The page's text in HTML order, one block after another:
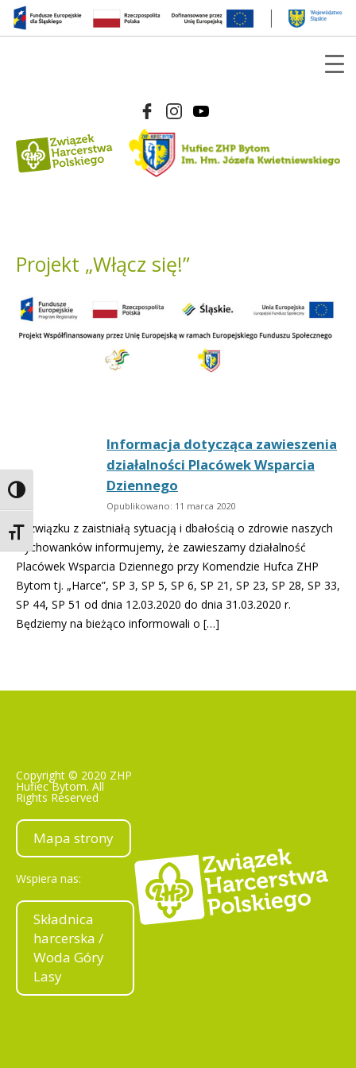
Toggle High Contrast
Toggle Font size
Projekt „Włącz się!”
Informacja dotycząca zawieszenia
działalności Placówek Wsparcia
Dziennego
Opublikowano: 11 marca 2020
W związku z zaistniałą sytuacją i dbałością o zdrowie naszych
wychowanków informujemy, że zawieszamy działalność
Placówek Wsparcia Dziennego przy Komendzie Hufca ZHP
Bytom tj. „Harce”, SP 3, SP 5, SP 6, SP 21, SP 23, SP 28, SP 33,
SP 44, SP 51 od dnia 12.03.2020 do dnia 31.03.2020 r.
Będziemy na bieżąco informowali o […]
Copyright © 2020 ZHP
Hufiec Bytom. All
Rights Reserved
Mapa strony
Wspiera nas:
Składnica
harcerska /
Woda Góry
Lasy